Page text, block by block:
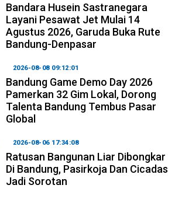
Bandara Husein Sastranegara
Layani Pesawat Jet Mulai 14
Agustus 2026, Garuda Buka Rute
Bandung-Denpasar
2026-08-08 09:12:01
Bandung Game Demo Day 2026
Pamerkan 32 Gim Lokal, Dorong
Talenta Bandung Tembus Pasar
Global
2026-08-06 17:34:08
Ratusan Bangunan Liar Dibongkar
Di Bandung, Pasirkoja Dan Cicadas
Jadi Sorotan